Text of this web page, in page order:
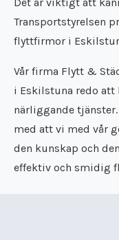
Transportstyrelsen
flyttfirmor i
Vår firma Flytt &
i Eskilstuna redo
närliggande
med att vi med vår
den kunskap och
effektiv och smidig